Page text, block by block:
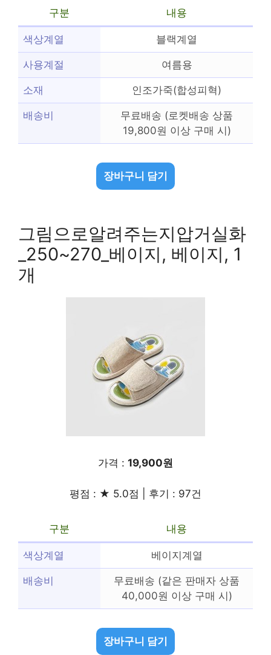
구분 내용
색상계열 블랙계열
사용계절 여름용
소재 인조가죽(합성피혁)
배송비
무료배송 (로켓배송 상품
19,800원 이상 구매 시)
장바구니 담기
그림으로알려주는지압거실화
_250~270_베이지, 베이지, 1
개
가격 : 19,900원
평점 : ★ 5.0점 | 후기 : 97건
구분 내용
색상계열 베이지계열
배송비
무료배송 (같은 판매자 상품
40,000원 이상 구매 시)
장바구니 담기